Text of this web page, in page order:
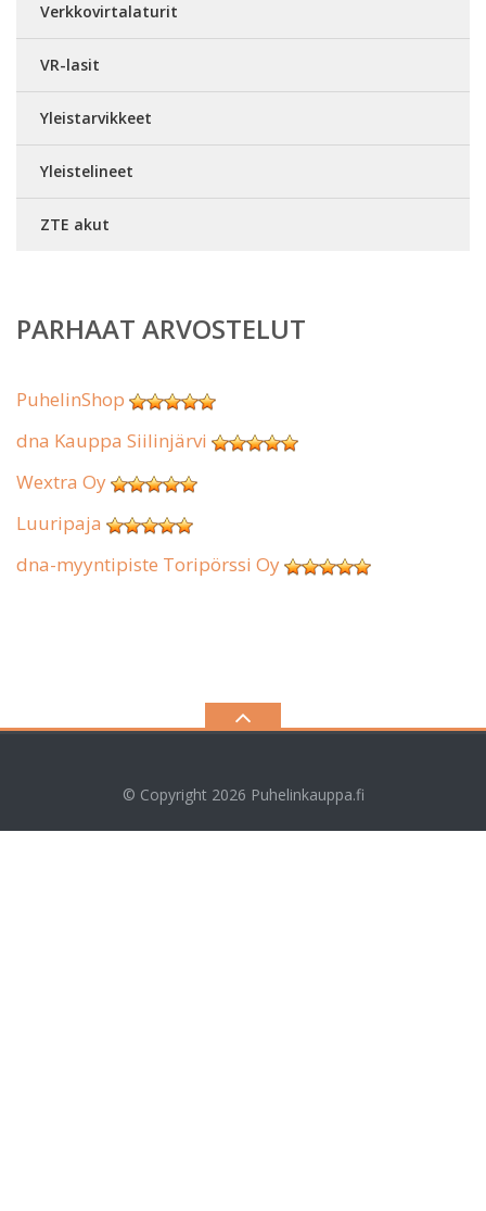
Verkkovirtalaturit
VR-lasit
Yleistarvikkeet
Yleistelineet
ZTE akut
PARHAAT ARVOSTELUT
PuhelinShop
dna Kauppa Siilinjärvi
Wextra Oy
Luuripaja
dna-myyntipiste Toripörssi Oy
© Copyright 2026 Puhelinkauppa.fi